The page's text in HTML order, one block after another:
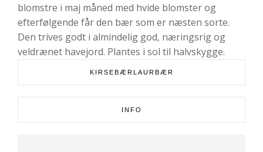
blomstre i maj måned med hvide blomster og
efterfølgende får den bær som er næsten sorte.
Den trives godt i almindelig god, næringsrig og
veldrænet havejord. Plantes i sol til halvskygge.
KIRSEBÆRLAURBÆR
INFO